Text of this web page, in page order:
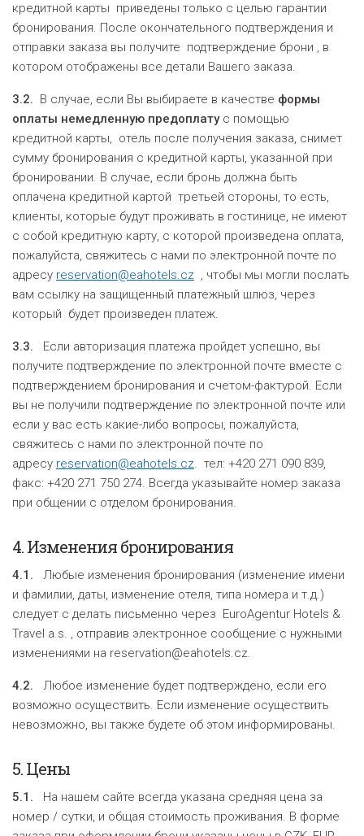
кредитной карты приведены только с целью гарантии
бронирования. После окончательного подтверждения и
отправки заказа вы получите подтверждение брони , в
котором отображены все детали Вашего заказа.
3.2. В случае, если Вы выбираете в качестве формы
оплаты немедленную предоплатус помощью
кредитной карты, отель после получения заказа, снимет
сумму бронирования с кредитной карты, указанной при
бронировании. В случае, если бронь должна быть
оплачена кредитной картой третьей стороны, то есть,
клиенты, которые будут проживать в гостинице, не имеют
с собой кредитную карту, с которой произведена оплата,
пожалуйста, свяжитесь с нами по электронной почте по
адресу reservation@eahotels.cz , чтобы мы могли послать
вам ссылку на защищенный платежный шлюз, через
который будет произведен платеж.
3.3. Если авторизация платежа пройдет успешно, вы
получите подтверждение по электронной почте вместе с
подтверждением бронирования и счетом-фактурой. Если
вы не получили подтверждение по электронной почте или
если у вас есть какие-либо вопросы, пожалуйста,
свяжитесь с нами по электронной почте по
адресу reservation@eahotels.cz. тел: +420 271 090 839,
факс: +420 271 750 274. Всегда указывайте номер заказа
при общении с отделом бронирования.
4.Изменения бронирования
4.1.
Любые изменения бронирования (изменение имени
и фамилии, даты, изменение отеля, типа номера и т.д.)
следует с делать письменно через EuroAgentur Hotels &
Travel a.s. , отправив электронное сообщение с нужными
изменениями на reservation@eahotels.cz.
4.2. Любое изменение будет подтверждено, если его
возможно осуществить. Если изменение осуществить
невозможно, вы также будете об этом информированы.
5.Цены
5.1. На нашем сайте всегда указана средняя цена за
номер / сутки, и общая стоимость проживания. В форме